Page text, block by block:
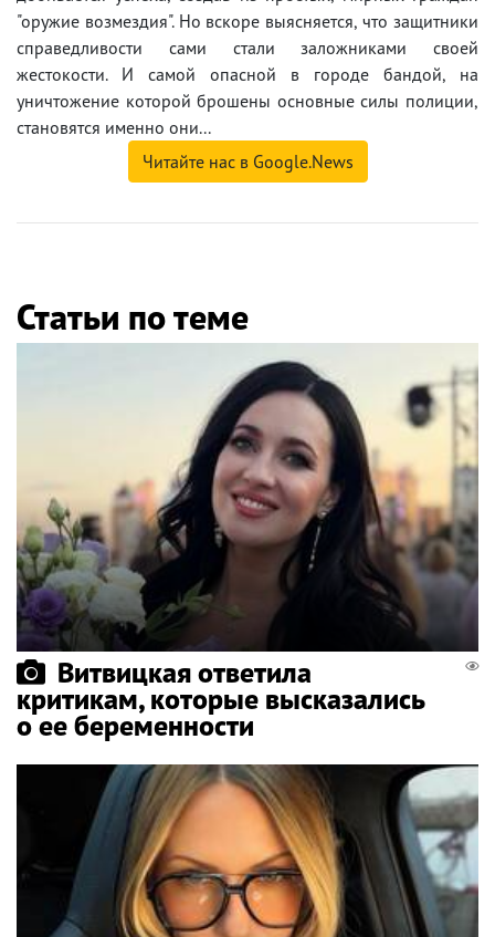
"оружие возмездия". Но вскоре выясняется, что защитники
справедливости сами стали заложниками своей
жестокости. И самой опасной в городе бандой, на
уничтожение которой брошены основные силы полиции,
становятся именно они...
Читайте нас в Google.News
Статьи по теме
Витвицкая ответила
критикам, которые высказались
о ее беременности